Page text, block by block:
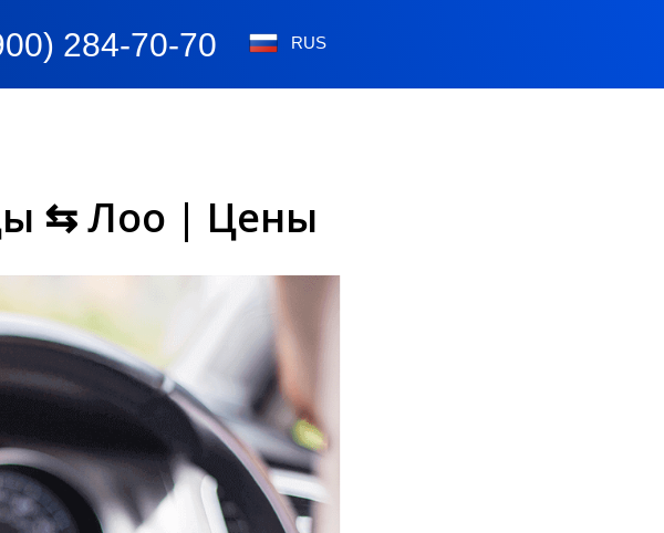
284-70-70 RUS
⇆ Лоо | Цены